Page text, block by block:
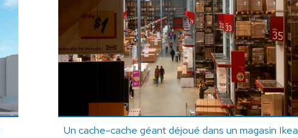
Un cache-cache géant déjoué dans un magasin Ikea